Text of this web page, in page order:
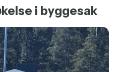
i byggesak